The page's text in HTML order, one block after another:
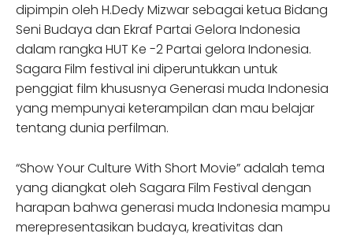
dipimpin oleh H.Dedy Mizwar sebagai ketua Bidang
Seni Budaya dan Ekraf Partai Gelora Indonesia
dalam rangka HUT Ke -2 Partai gelora Indonesia.
Sagara Film festival ini diperuntukkan untuk
penggiat film khususnya Generasi muda Indonesia
yang mempunyai keterampilan dan mau belajar
tentang dunia perfilman.
“Show Your Culture With Short Movie” adalah tema
yang diangkat oleh Sagara Film Festival dengan
harapan bahwa generasi muda Indonesia mampu
merepresentasikan budaya, kreativitas dan